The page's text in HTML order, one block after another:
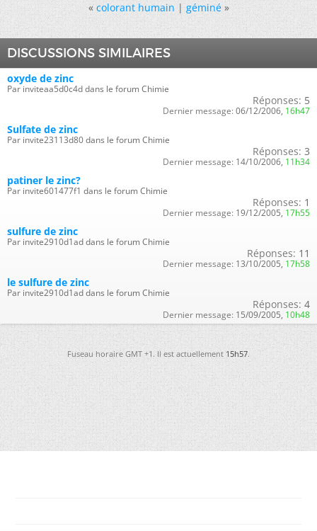
« colorant humain|géminé »
DISCUSSIONS SIMILAIRES
oxyde de zinc
Par inviteaa5d0c4d dans le forum Chimie
Réponses: 5
Dernier message: 06/12/2006, 16h47
Sulfate de zinc
Par invite23113d80 dans le forum Chimie
Réponses: 3
Dernier message: 14/10/2006, 11h34
patiner le zinc?
Par invite601477f1 dans le forum Chimie
Réponses: 1
Dernier message: 19/12/2005, 17h55
sulfure de zinc
Par invite2910d1ad dans le forum Chimie
Réponses: 11
Dernier message: 13/10/2005, 17h58
le sulfure de zinc
Par invite2910d1ad dans le forum Chimie
Réponses: 4
Dernier message: 15/09/2005, 10h48
Fuseau horaire GMT +1. Il est actuellement15h57.